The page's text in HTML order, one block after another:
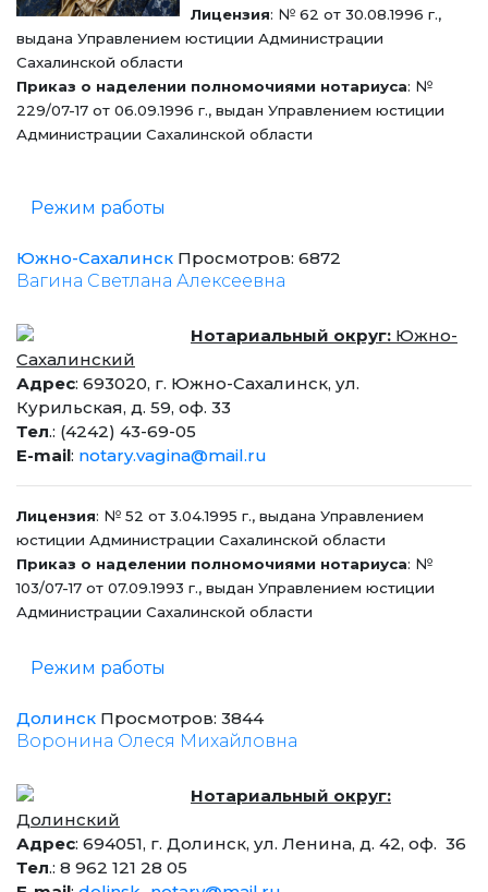
Лицензия: № 62 от 30.08.1996 г.,
выдана Управлением юстиции Администрации
Сахалинской области
Приказ о наделении полномочиями нотариуса: №
229/07-17 от 06.09.1996 г., выдан Управлением юстиции
Администрации Сахалинской области
Режим работы
Южно-Сахалинск Просмотров: 6872
Вагина Светлана Алексеевна
Нотариальный округ: Южно-
Сахалинский
Адрес: 693020, г. Южно-Сахалинск, ул.
Курильская, д. 59, оф. 33
Тел.: (4242) 43-69-05
E-mail: notary.vagina@mail.ru
Лицензия: № 52 от 3.04.1995 г., выдана Управлением
юстиции Администрации Сахалинской области
Приказ о наделении полномочиями нотариуса: №
103/07-17 от 07.09.1993 г., выдан Управлением юстиции
Администрации Сахалинской области
Режим работы
Долинск Просмотров: 3844
Воронина Олеся Михайловна
Нотариальный округ:
Долинский
Адрес: 694051, г. Долинск, ул. Ленина, д. 42, оф. 36
Тел.: 8 962 121 28 05